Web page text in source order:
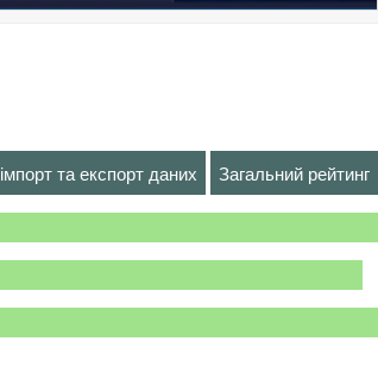
імпорт та експорт даних Загальний рейтинг